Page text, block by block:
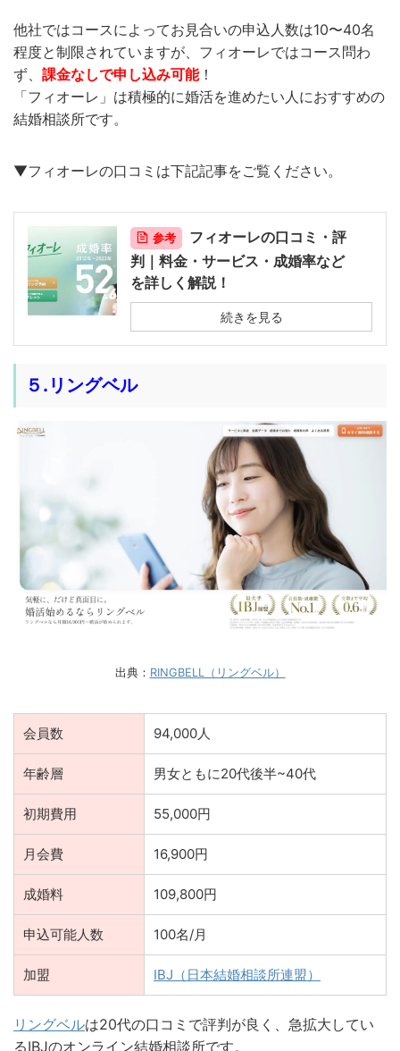
他社ではコースによってお見合いの申込人数は10〜40名
程度と制限されていますが、フィオーレではコース問わ
ず、 課金なしで申し込み可能！
「フィオーレ」は積極的に婚活を進めたい人におすすめの
結婚相談所です。
▼フィオーレの口コミは下記記事をご覧ください。
参考
フィオーレの口コミ・評
判｜料金・サービス・成婚率など
を詳しく解説！
続きを見る
５.リングベル
出典： RINGBELL（リングベル）
会員数 94,000人
年齢層 男女ともに20代後半~40代
初期費用 55,000円
月会費 16,900円
成婚料 109,800円
申込可能人数 100名/月
加盟 IBJ（日本結婚相談所連盟）
リングベルは20代の口コミで評判が良く、急拡大してい
るIBJのオンライン結婚相談所です。